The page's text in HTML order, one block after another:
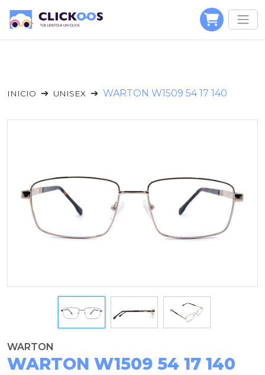
INICIO UNISEX WARTON W1509 54 17 140
WARTON
WARTON W1509 54 17 140